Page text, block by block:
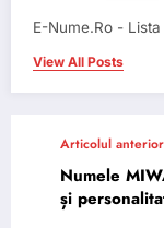
E-Nume.Ro -
View All Posts
Articolul anterior
Numele
și